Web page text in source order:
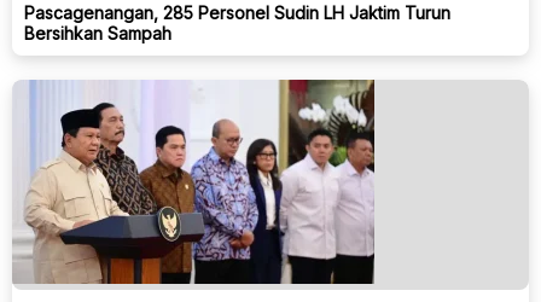
Pascagenangan, 285 Personel Sudin LH Jaktim Turun
Bersihkan Sampah